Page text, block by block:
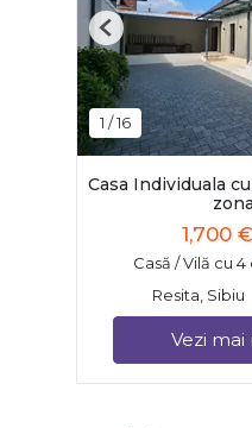
1 /16
Previous
Casa Individuala
1,700 €
Casă / Vilă cu
Resita, Sibiu
Vezi